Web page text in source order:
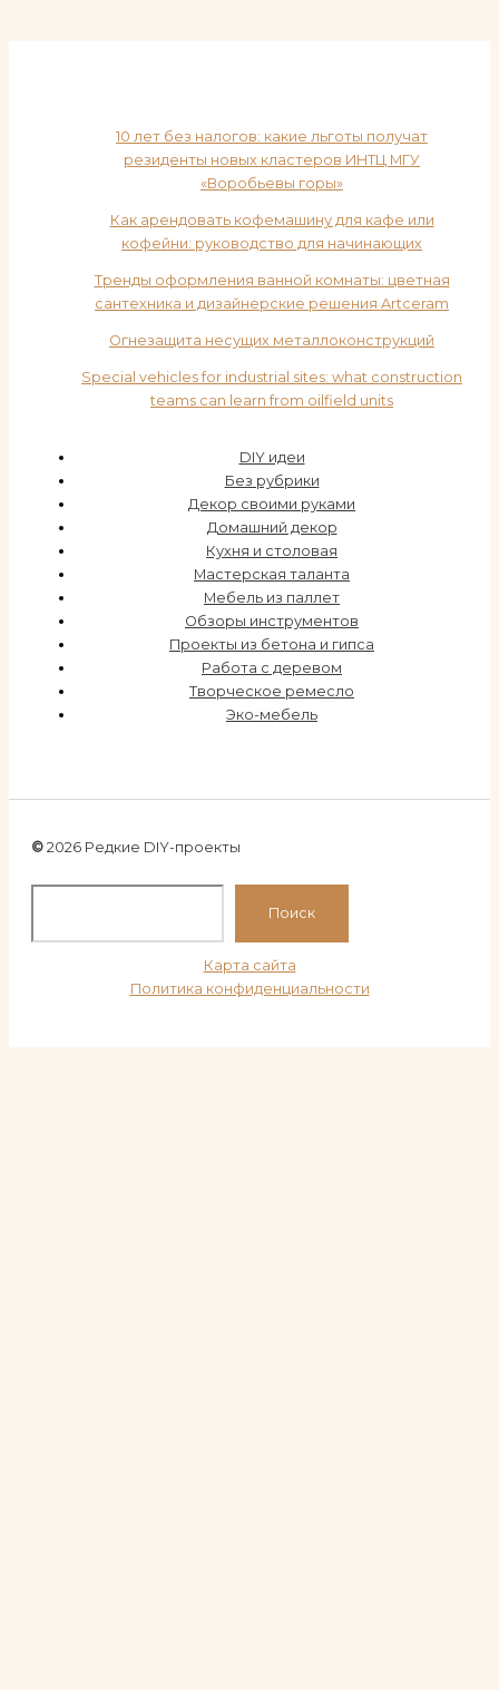
10 лет без налогов: какие льготы получат
резиденты новых кластеров ИНТЦ МГУ
«Воробьевы горы»
Как арендовать кофемашину для кафе или
кофейни: руководство для начинающих
Тренды оформления ванной комнаты: цветная
сантехника и дизайнерские решения Artceram
Огнезащита несущих металлоконструкций
Special vehicles for industrial sites: what construction
teams can learn from oilfield units
DIY идеи
Без рубрики
Декор своими руками
Домашний декор
Кухня и столовая
Мастерская таланта
Мебель из паллет
Обзоры инструментов
Проекты из бетона и гипса
Работа с деревом
Творческое ремесло
Эко-мебель
© 2026 Редкие DIY-проекты
Поиск
Карта сайта
Политика конфиденциальности